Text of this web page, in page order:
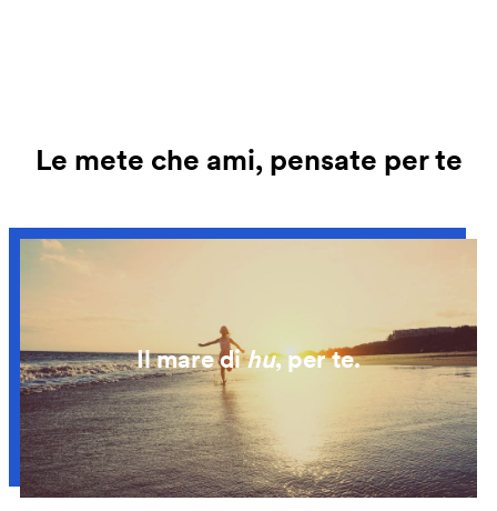
Le mete che ami, pensate per te
Il mare dihu, per te.